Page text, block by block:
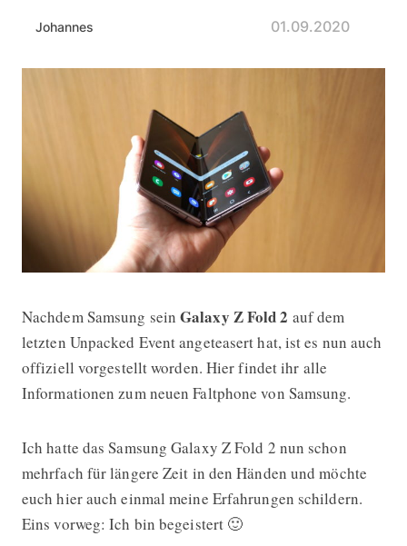
Johannes 01.09.2020
Samsung Galaxy Z Fold 2 – Das
Nachdem Samsung seinGalaxy Z Fold 2 auf dem
letzten Unpacked Event angeteasert hat, ist es nun auch
offiziell vorgestellt worden. Hier findet ihr alle
Informationen zum neuen Faltphone von Samsung.
Ich hatte das Samsung Galaxy Z Fold 2 nun schon
mehrfach für längere Zeit in den Händen und möchte
euch hier auch einmal meine Erfahrungen schildern.
Eins vorweg: Ich bin begeistert 🙂